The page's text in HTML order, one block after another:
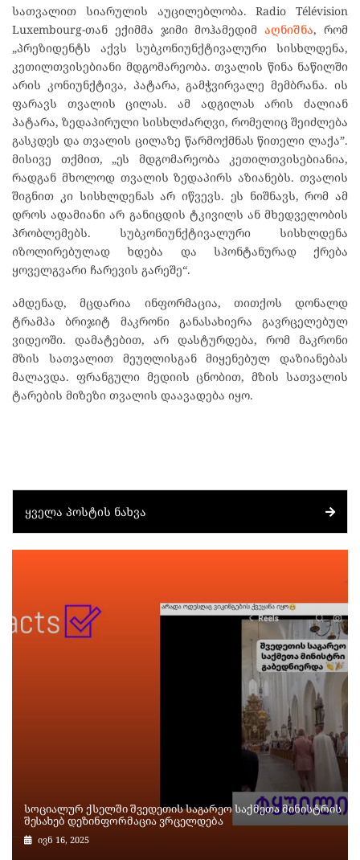
სათვალით სიარულის აუცილებლობა. Radio Télévision
Luxembourg-თან ექიმმა ჯიმი მოჰამედიმაღნიშნა, რომ
„პრეზიდენტს აქვს სუბკონიუნქტივალური სისხლდენა,
კეთილთვისებიანი მდგომარეობა. თვალის წინა ნაწილში
არის კონიუნქტივა, პატარა, გამჭვირვალე მემბრანა. ის
ფარავს თვალის ცილას. ამ ადგილას არის ძალიან
პატარა, ზედაპირული სისხლძარღვი, რომელიც შეიძლება
გასკდეს და თვალის ცილაზე წარმოქმნას წითელი ლაქა”.
მისივე თქმით, „ეს მდგომარეობა კეთილთვისებიანია,
რადგან მხოლოდ თვალის ზედაპირს აზიანებს. თვალის
შიგნით კი სისხლდენას არ იწვევს. ეს ნიშნავს, რომ ამ
დროს ადამიანი არ განიცდის ტკივილს ან მხედველობის
პრობლემებს. სუბკონიუნქტივალური სისხლდენა
იზოლირებულად ხდება და სპონტანურად ქრება
ყოველგვარი ჩარევის გარეშე“.
ამდენად, მცდარია ინფორმაცია, თითქოს დონალდ
ტრამპა ბრიჯიტ მაკრონი განასახიერა გავრცელებულ
ვიდეოში. დამატებით, არ დასტურდება, რომ მაკრონი
მზის სათვალით მეუღლისგან მიყენებულ დაზიანებას
მალავდა. ფრანგული მედიის ცნობით, მზის სათვალის
ტარების მიზეზი თვალის დაავადება იყო.
ᲧᲕᲔᲚᲐ ᲞᲝᲡᲢᲘᲡ ᲜᲐᲮᲕᲐ
სოციალურ ქსელში შვედეთის საგარეო საქმეთა მინისტრის
შესახებ დეზინფორმაცია ვრცელდება
ივნ 16, 2025